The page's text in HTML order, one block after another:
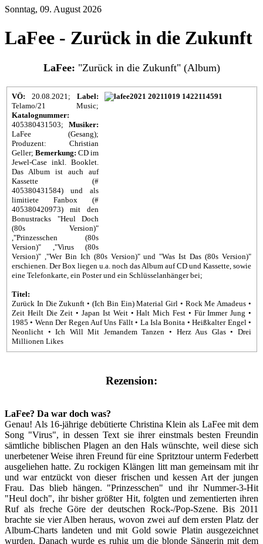
Sonntag, 09. August 2026
LaFee - Zurück in die Zukunft
LaFee: "Zurück in die Zukunft" (Album)
VÖ: 20.08.2021; Label:
Telamo/21 Music;
Katalognummer:
405380431503; Musiker:
LaFee (Gesang);
Produzent: Christian
Geller; Bemerkung: CD im
Jewel-Case inkl. Booklet.
Das Album ist auch auf
Kassette (#
405380431584) und als
limitiete Fanbox (#
405380420973) mit den
Bonustracks "Heul Doch
(80s Version)"
,"Prinzesschen (80s
Version)" ,"Virus (80s
Version)" ,"Wer Bin Ich (80s Version)" und "Was Ist Das (80s Version)"
erschienen. Der Box liegen u.a. noch das Album auf CD und Kassette, sowie
eine Telefonkarte, ein Poster und ein Schlüsselanhänger bei;
Titel:
Zurück In Die Zukunft • (Ich Bin Ein) Material Girl • Rock Me Amadeus •
Zeit Heilt Die Zeit • Japan Ist Weit • Halt Mich Fest • Für Immer Jung •
1985 • Wenn Der Regen Auf Uns Fällt • La Isla Bonita • Heißkalter Engel •
Neonlicht • Ich Will Mit Jemandem Tanzen • Herz Aus Glas • Drei
Millionen Likes
Rezension:
LaFee? Da war doch was?
Genau! Als 16-jährige debütierte Christina Klein als LaFee mit dem
Song "Virus", in dessen Text sie ihrer einstmals besten Freundin
sämtliche biblischen Plagen an den Hals wünschte, weil diese sich
unerbetener Weise ihren Freund für eine Spritztour unterm Federbett
ausgeliehen hatte. Zu rockigen Klängen litt man gemeinsam mit ihr
und war entzückt von dieser frischen und kessen Art der jungen
Frau. Das blieb hängen. "Prinzesschen" und ihr Nummer-3-Hit
"Heul doch", ihr bisher größter Hit, folgten und zementierten ihren
Ruf als freche Göre der deutschen Rock-/Pop-Szene. Bis 2011
brachte sie vier Alben heraus, wovon zwei auf dem ersten Platz der
Album-Charts landeten und mit Gold sowie Platin ausgezeichnet
wurden. Danach wurde es ruhig um die blonde Sängerin mit dem